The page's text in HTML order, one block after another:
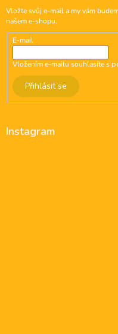
Vložte svůj e-mail a my vám
našem e-shopu.
E-mail
Vložením e-mailu souhlasíte s
Přihlásit se
Instagram